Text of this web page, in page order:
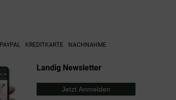
PAYPAL KREDITKARTE NACHNAHME
Landig Newsletter
Jetzt Anmelden